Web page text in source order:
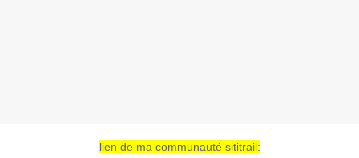
lien de ma communauté sititrail: